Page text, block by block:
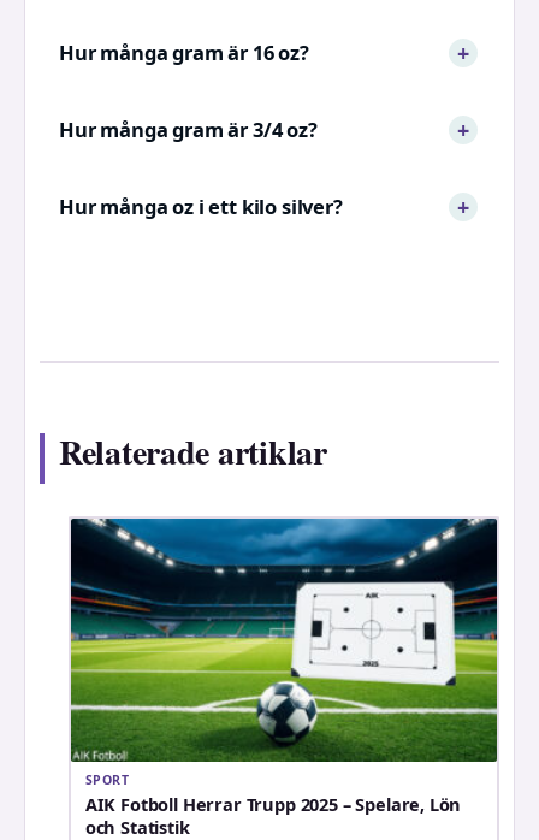
Hur många gram är 16 oz?
Hur många gram är 3/4 oz?
Hur många oz i ett kilo silver?
Relaterade artiklar
SPORT
AIK Fotboll Herrar Trupp 2025 – Spelare, Lön
och Statistik